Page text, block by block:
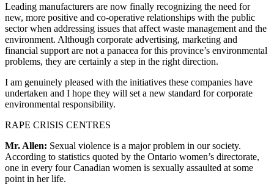
Leading manufacturers are now finally recognizing the need for
new, more positive and co-operative relationships with the public
sector when addressing issues that affect waste management and the
environment. Although corporate advertising, marketing and
financial support are not a panacea for this province’s environmental
problems, they are certainly a step in the right direction.
I am genuinely pleased with the initiatives these companies have
undertaken and I hope they will set a new standard for corporate
environmental responsibility.
RAPE CRISIS CENTRES
Mr. Allen: Sexual violence is a major problem in our society.
According to statistics quoted by the Ontario women’s directorate,
one in every four Canadian women is sexually assaulted at some
point in her life.